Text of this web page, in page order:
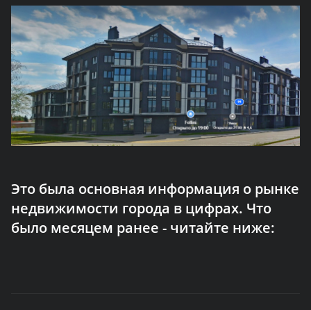
Это была основная информация о рынке
недвижимости города в цифрах. Что
было месяцем ранее - читайте ниже: